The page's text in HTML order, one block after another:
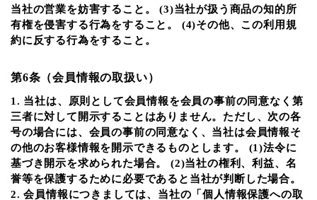
当社の営業を妨害すること。 (3)当社が扱う商品の知的所
有権を侵害する行為をすること。 (4)その他、この利用規
約に反する行為をすること。
第6条（会員情報の取扱い）
1. 当社は、原則として会員情報を会員の事前の同意なく第
三者に対して開示することはありません。ただし、次の各
号の場合には、会員の事前の同意なく、当社は会員情報そ
の他のお客様情報を開示できるものとします。 (1)法令に
基づき開示を求められた場合。 (2)当社の権利、利益、名
誉等を保護するために必要であると当社が判断した場合。
2. 会員情報につきましては、当社の「個人情報保護への取